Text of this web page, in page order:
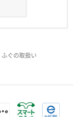
ふぐの取扱い